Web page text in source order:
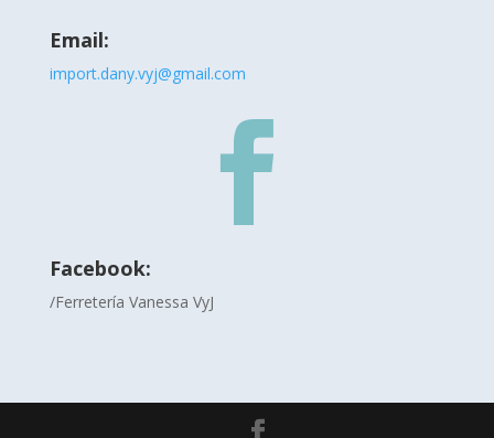
Email:
import.dany.vyj@gmail.com

Facebook:
/Ferretería Vanessa VyJ